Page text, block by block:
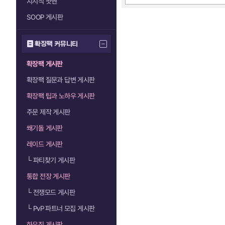
SOOP 게시판
확장팩 커뮤니티
확장팩 게시판
확장팩 질문과 답변 게시판
확장팩 팁과 노하우 게시판
주문 제작 게시판
쐐기돌 게시판
레이드 게시판
└파티찾기 게시판
통합 전장 게시판
└전쟁모드 게시판
└PvP 파트너 모집 게시판